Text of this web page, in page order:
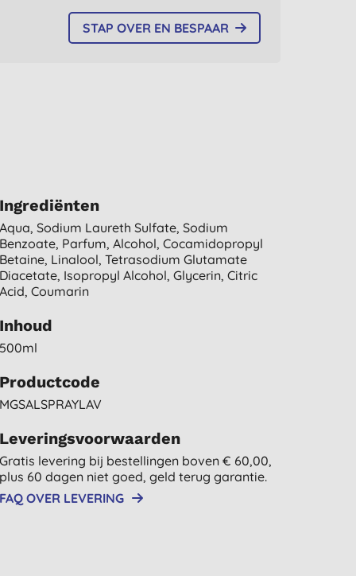
STAP OVER EN BESPAAR
Ingrediënten
Aqua, Sodium Laureth Sulfate, Sodium
Benzoate, Parfum, Alcohol, Cocamidopropyl
Betaine, Linalool, Tetrasodium Glutamate
Diacetate, Isopropyl Alcohol, Glycerin, Citric
Acid, Coumarin
Inhoud
500ml
Productcode
MGSALSPRAYLAV
Leveringsvoorwaarden
Gratis levering bij bestellingen boven € 60,00,
plus 60 dagen niet goed, geld terug garantie.
FAQ OVER LEVERING